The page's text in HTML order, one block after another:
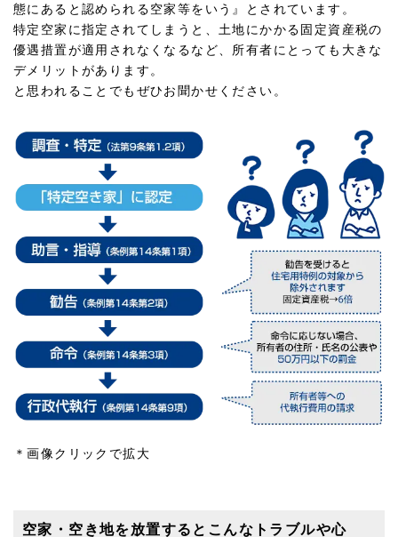
態にあると認められる空家等をいう』とされています。
特定空家に指定されてしまうと、土地にかかる固定資産税の
優遇措置が適用されなくなるなど、所有者にとっても大きな
デメリットがあります。
と思われることでもぜひお聞かせください。
＊画像クリックで拡大
空家・空き地を放置するとこんなトラブルや心